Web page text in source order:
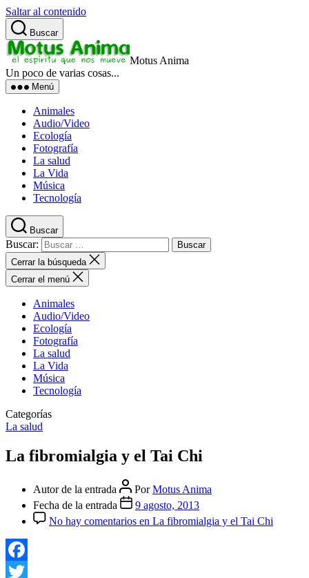
Saltar al contenido
Buscar
Motus Anima
Un poco de varias cosas...
Menú
Animales
Audio/Video
Ecología
Fotografía
La salud
La Vida
Música
Tecnología
Buscar
Buscar:
Cerrar la búsqueda
Cerrar el menú
Animales
Audio/Video
Ecología
Fotografía
La salud
La Vida
Música
Tecnología
Categorías
La salud
La fibromialgia y el Tai Chi
Autor de la entrada PorMotus Anima
Fecha de la entrada
9 agosto, 2013
No hay comentarios en La fibromialgia y el Tai Chi
Facebook